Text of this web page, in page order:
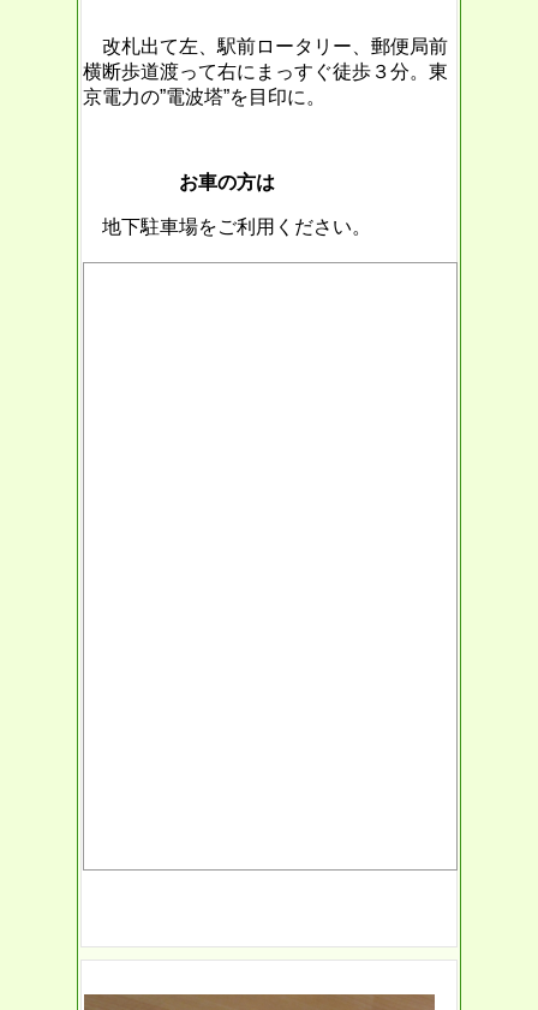
改札出て左、駅前ロータリー、郵便局前
横断歩道渡って右にまっすぐ徒歩３分。 東
京電力の”電波塔”を目印に。
お車の方は
地下駐車場をご利用ください。